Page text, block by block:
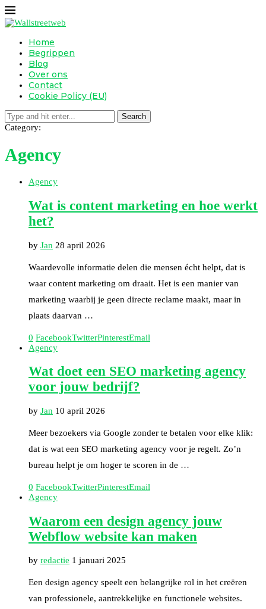
Home
Begrippen
Blog
Over ons
Contact
Cookie Policy (EU)
Search
Category:
Agency
Agency
Wat is content marketing en hoe werkt
het?
by Jan 28 april 2026
Waardevolle informatie delen die mensen écht helpt, dat is
waar content marketing om draait. Het is een manier van
marketing waarbij je geen directe reclame maakt, maar in
plaats daarvan …
0 FacebookTwitterPinterestEmail
Agency
Wat doet een SEO marketing agency
voor jouw bedrijf?
by Jan 10 april 2026
Meer bezoekers via Google zonder te betalen voor elke klik:
dat is wat een SEO marketing agency voor je regelt. Zo’n
bureau helpt je om hoger te scoren in de …
0 FacebookTwitterPinterestEmail
Agency
Waarom een design agency jouw
Webflow website kan maken
by redactie 1 januari 2025
Een design agency speelt een belangrijke rol in het creëren
van professionele, aantrekkelijke en functionele websites.